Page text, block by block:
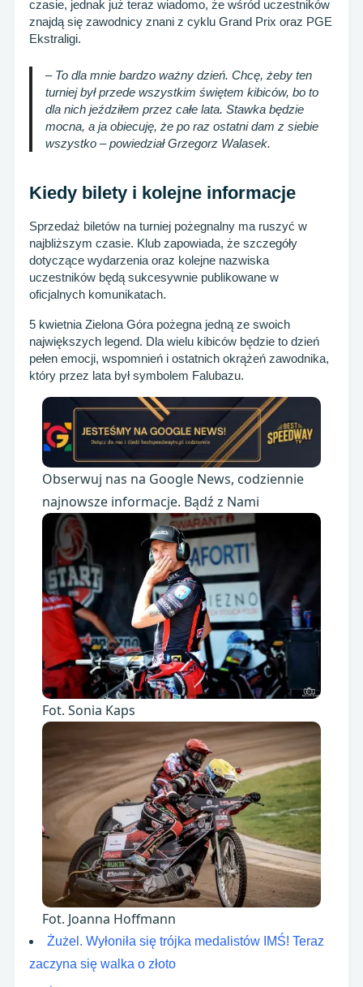
czasie, jednak już teraz wiadomo, że wśród uczestników
znajdą się zawodnicy znani z cyklu Grand Prix oraz PGE
Ekstraligi.
– To dla mnie bardzo ważny dzień. Chcę, żeby ten
turniej był przede wszystkim świętem kibiców, bo to
dla nich jeździłem przez całe lata. Stawka będzie
mocna, a ja obiecuję, że po raz ostatni dam z siebie
wszystko – powiedział Grzegorz Walasek.
Kiedy bilety i kolejne informacje
Sprzedaż biletów na turniej pożegnalny ma ruszyć w
najbliższym czasie. Klub zapowiada, że szczegóły
dotyczące wydarzenia oraz kolejne nazwiska
uczestników będą sukcesywnie publikowane w
oficjalnych komunikatach.
5 kwietnia Zielona Góra pożegna jedną ze swoich
największych legend. Dla wielu kibiców będzie to dzień
pełen emocji, wspomnień i ostatnich okrążeń zawodnika,
który przez lata był symbolem Falubazu.
Obserwuj nas na Google News, codziennie
najnowsze informacje. Bądź z Nami
Fot. Sonia Kaps
Fot. Joanna Hoffmann
Żużel. Wyłoniła się trójka medalistów IMŚ! Teraz
zaczyna się walka o złoto